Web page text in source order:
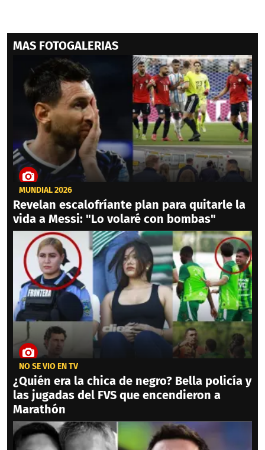
MAS FOTOGALERIAS
MUNDIAL 2026
Revelan escalofríante plan para quitarle la
vida a Messi: "Lo volaré con bombas"
NO SE VIO EN TV
¿Quién era la chica de negro? Bella policía y
las jugadas del FVS que encendieron a
Marathón